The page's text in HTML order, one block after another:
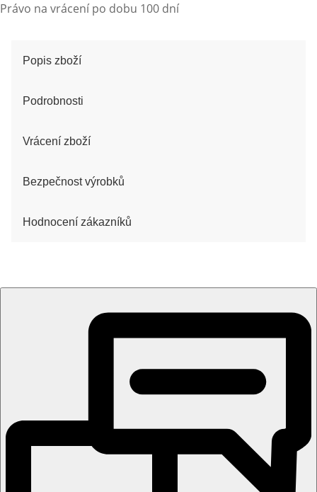
Právo na vrácení po dobu 100 dní
Popis zboží
Podrobnosti
Vrácení zboží
Bezpečnost výrobků
Hodnocení zákazníků